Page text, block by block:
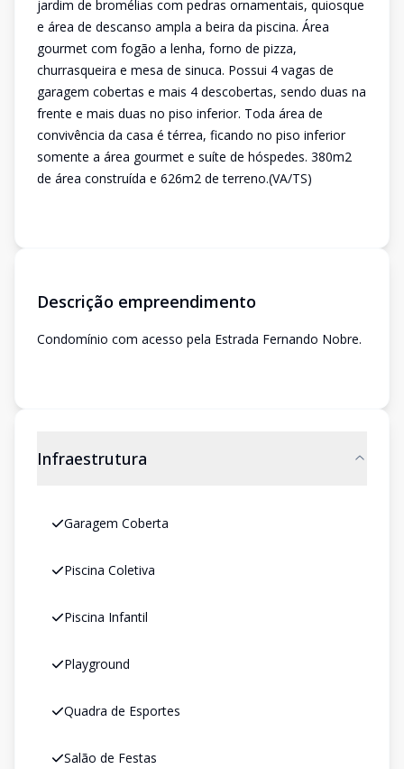
jardim de bromélias com pedras ornamentais, quiosque
e área de descanso ampla a beira da piscina. Área
gourmet com fogão a lenha, forno de pizza,
churrasqueira e mesa de sinuca. Possui 4 vagas de
garagem cobertas e mais 4 descobertas, sendo duas na
frente e mais duas no piso inferior. Toda área de
convivência da casa é térrea, ficando no piso inferior
somente a área gourmet e suíte de hóspedes. 380m2
de área construída e 626m2 de terreno.(VA/TS)
Descrição empreendimento
Condomínio com acesso pela Estrada Fernando Nobre.
Infraestrutura
Garagem Coberta
Piscina Coletiva
Piscina Infantil
Playground
Quadra de Esportes
Salão de Festas